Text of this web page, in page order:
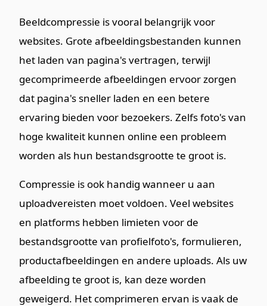
Beeldcompressie is vooral belangrijk voor
websites. Grote afbeeldingsbestanden kunnen
het laden van pagina's vertragen, terwijl
gecomprimeerde afbeeldingen ervoor zorgen
dat pagina's sneller laden en een betere
ervaring bieden voor bezoekers. Zelfs foto's van
hoge kwaliteit kunnen online een probleem
worden als hun bestandsgrootte te groot is.
Compressie is ook handig wanneer u aan
uploadvereisten moet voldoen. Veel websites
en platforms hebben limieten voor de
bestandsgrootte van profielfoto's, formulieren,
productafbeeldingen en andere uploads. Als uw
afbeelding te groot is, kan deze worden
geweigerd. Het comprimeren ervan is vaak de